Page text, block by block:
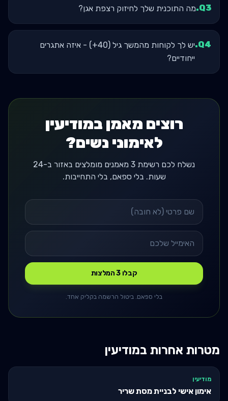
Q3
.מה התוכנית שלך לחיזוק רצפת אגן?
Q4
.
יש לך לקוחות מהמשך גיל (40+) - איזה אתגרים
ייחודיים?
רוצים מאמן במודיעין
לאימוני נשים?
נשלח לכם רשימת 3 מאמנים מומלצים באזור ב-24
שעות. בלי ספאם, בלי התחייבות.
קבלו 3 המלצות
בלי ספאם. ביטול הרשמה בקליק אחד.
מטרות אחרות במודיעין
מודיעין
אימון אישי לבניית מסת שריר